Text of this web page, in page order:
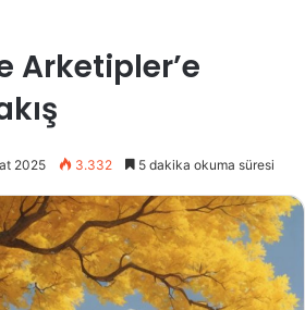
Arketipler’e
2025 3.332 5 dakika okuma süresi